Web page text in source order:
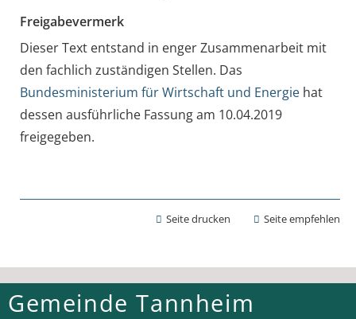
Freigabevermerk
Dieser Text entstand in enger Zusammenarbeit mit
den fachlich zuständigen Stellen. Das
Bundesministerium für Wirtschaft und Energiehat
dessen ausführliche Fassung am 10.04.2019
freigegeben.
Seite drucken Seite empfehlen
Gemeinde Tannheim